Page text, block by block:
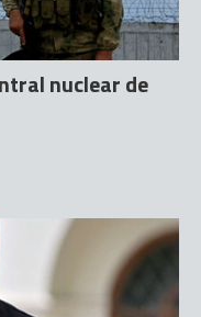
nuclear de